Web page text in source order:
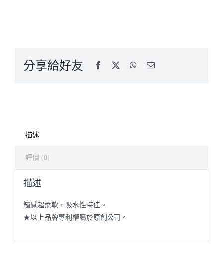
分享給好友
描述
評價 (0)
描述
觸感超柔軟，吸水性特佳。
★以上品牌專利權屬於原創公司。